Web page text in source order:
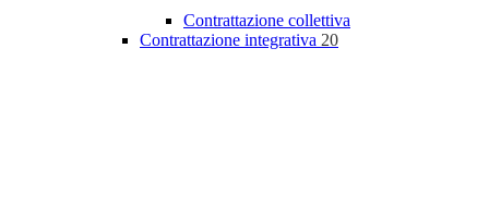
Contrattazione collettiva
Contrattazione integrativa 20